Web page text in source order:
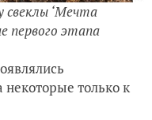
свеклы ‘Мечта
первого этапа
только к